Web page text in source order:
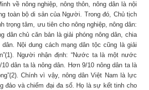
về nông nghiệp, nông thôn, nông dân là nội
toàn bộ di sản của Người. Trong đó, Chủ tịch
trọng tâm, ưu tiên cho nông nghiệp, nông dân:
dân chủ căn bản là giải phóng nông dân, chia
Nội dung cách mạng dân tộc cũng là giải
Người nhận định: “Nước ta là một nước
dân ta là nông dân. Hơn 9/10 nông dân ta là
Chính vì vậy, nông dân Việt Nam là lực
đảo và chiếm đại đa số. Họ là sự kết tinh cho